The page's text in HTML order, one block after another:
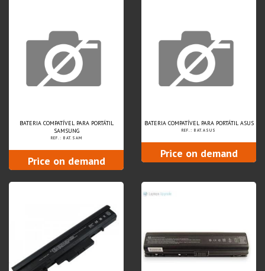
BATERIA COMPATÍVEL PARA PORTÁTIL
SAMSUNG
REF.: BAT.SAM
Price on demand
BATERIA COMPATÍVEL PARA PORTÁTIL ASUS
REF.: BAT.ASUS
Price on demand